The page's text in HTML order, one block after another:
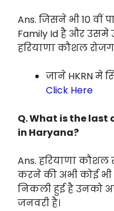
Ans. जिसने भी 10 वीं
Family Id है और उसमे
हरियाणा कौशल
जाने HKRN मे
Click Here
Q.What is the last
in Haryana?
Ans. हरियाणा कौशल
करने की अभी कोई भी
निकली हुई है उनको
जनवरी है।